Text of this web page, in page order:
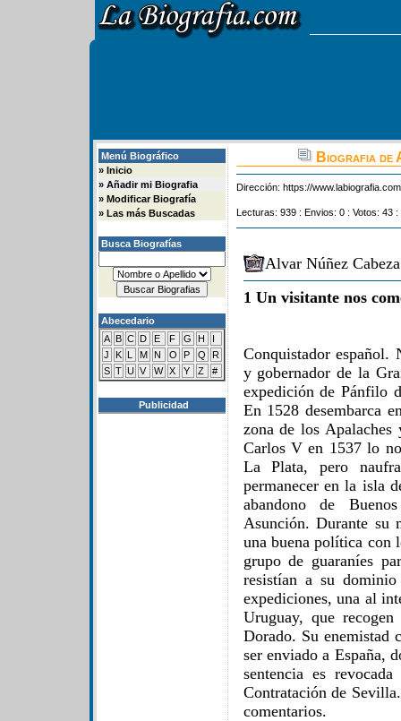
Menú Biográfico
» Inicio
» Añadir mi Biografia
» Modificar Biografía
» Las más Buscadas
Busca Biografías
Abecedario
A B C D E F G H
I
J
K L M N O P Q
R
S T U V W X Y Z #
Publicidad
Biografia de
Dirección: https://
Lecturas: 939 : Envios: 0 : Votos: 43
Alvar Núñez
1 Un visitante nos
Conquistador español.
y gobernador de la
expedición de Pánfilo
En 1528 desembarca
zona de los
Carlos V en 1537 lo
La Plata, pero
permanecer en la isla
abandono de
Asunción. Durante su
una buena política con
grupo de guaraníes
resistían a su
expediciones, una al
Uruguay, que
Dorado. Su enemistad
ser enviado a España,
sentencia es
Contratación de
comentarios.